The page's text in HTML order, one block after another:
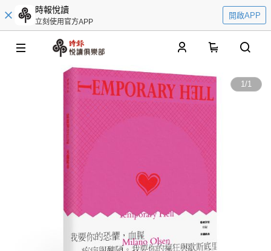
時報悅讀
立刻使用官方APP
開啟APP
1/1